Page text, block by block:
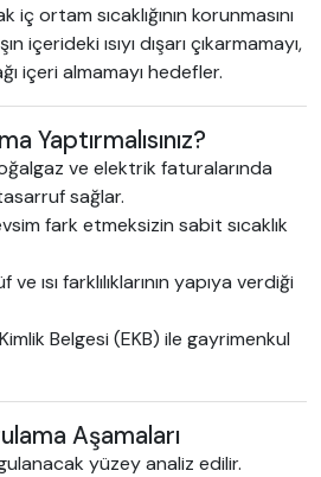
ortam sıcaklığının korunmasını
içerideki ısıyı dışarı çıkarmamayı,
içeri almamayı hedefler.
Yaptırmalısınız?
ve elektrik faturalarında
sağlar.
fark etmeksizin sabit sıcaklık
ve ısı farklılıklarının yapıya verdiği
Belgesi (EKB) ile gayrimenkul
Aşamaları
yüzey analiz edilir.